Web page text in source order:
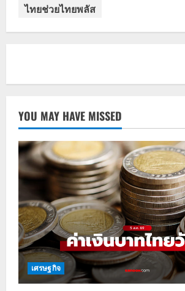
ไทยช่วยไทยพลัส
YOU MAY HAVE MISSED
เศรษฐกิจ